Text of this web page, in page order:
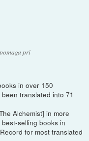
pri
in over 150
translated into 71
Alchemist] in more
selling books in
for most translated